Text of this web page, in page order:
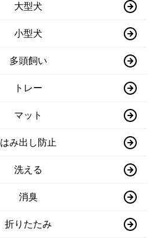
大型犬
小型犬
多頭飼い
トレー
マット
はみ出し防止
洗える
消臭
折りたたみ